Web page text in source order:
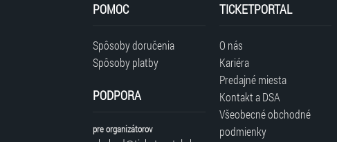
POMOC
Spôsoby doručenia
Spôsoby platby
PODPORA
pre organizátorov
TICKETPORTAL
O nás
Kariéra
Predajné miesta
Kontakt a DSA
Všeobecné obchodné
podmienky